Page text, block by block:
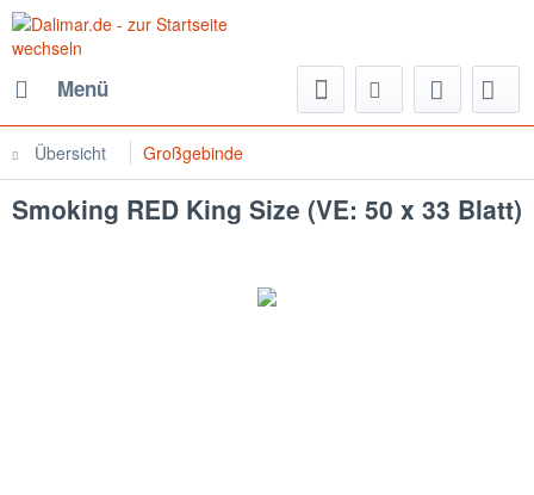
Menü
Übersicht Großgebinde
Smoking RED King Size (VE: 50 x 33 Blatt)